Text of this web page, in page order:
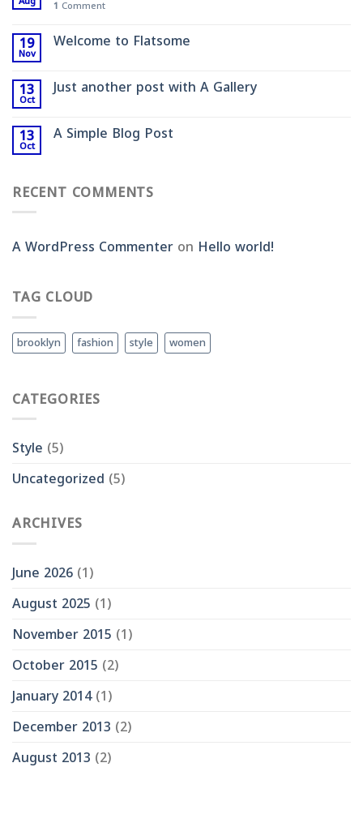
1 Comment
19
Nov
Welcome to Flatsome
13
Oct
Just another post with A Gallery
13
Oct
A Simple Blog Post
RECENT COMMENTS
A WordPress Commenteron Hello world!
TAG CLOUD
brooklyn fashion style women
CATEGORIES
Style (5)
Uncategorized (5)
ARCHIVES
June 2026(1)
August 2025 (1)
November 2015 (1)
October 2015 (2)
January 2014(1)
December 2013 (2)
August 2013 (2)